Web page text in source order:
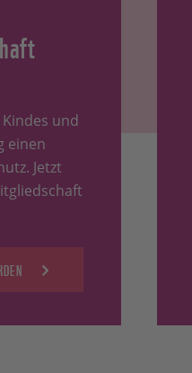
und
einen
Jetzt